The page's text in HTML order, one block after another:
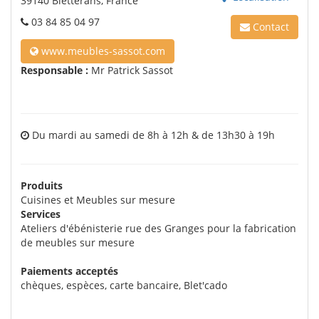
03 84 85 04 97
Contact
www.meubles-sassot.com
Responsable : Mr Patrick Sassot
Du mardi au samedi de 8h à 12h & de 13h30 à 19h
Produits
Cuisines et Meubles sur mesure
Services
Ateliers d'ébénisterie rue des Granges pour la fabrication
de meubles sur mesure
Paiements acceptés
chèques, espèces, carte bancaire, Blet'cado